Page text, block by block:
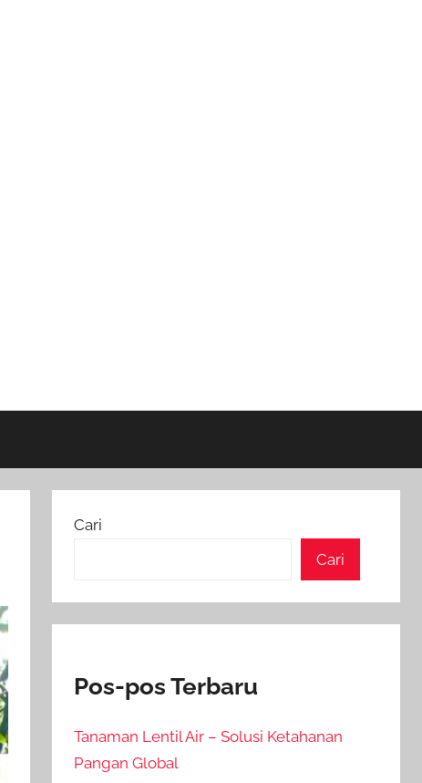
Cari
Cari
Pos-pos Terbaru
Tanaman Lentil Air – Solusi Ketahanan
Pangan Global